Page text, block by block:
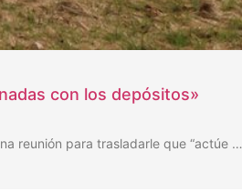
con los depósitos»
reunión para trasladarle que “actúe …